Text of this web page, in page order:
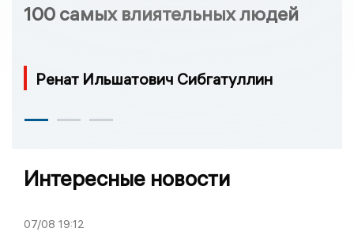
100 самых влиятельных людей
Ренат Ильшатович Сибгатуллин
Интересные новости
07/08 19:12